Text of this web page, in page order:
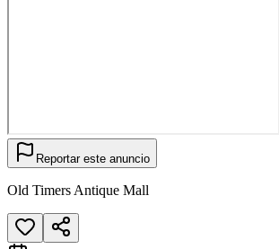
Reportar este anuncio
Old Timers Antique Mall